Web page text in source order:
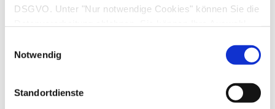
DSGVO. Unter "Nur notwendige Cookies" können Sie die
Notwendig
Standortdienste
Nebenwirkungen achten.
Manche Patient*innen schlafen während der
Behandlung ohne Vorwarnung im Alltag ein – in
diesem Fall sollten Sie umgehend Ihre Ärzt*in
Tabu.